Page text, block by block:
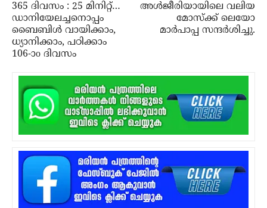
365 ദിവസം : 25 മിനിറ്റ്…
ഡാനിയേലച്ചനൊപ്പം
ബൈബിൾ വായിക്കാം,
ധ്യാനിക്കാം, പഠിക്കാം
106-ാo ദിവസം
അള്‍ജീരിയായിലെ വലിയ
മോസ്‌ക്ക് ലെയോ
മാര്‍പാപ്പ സന്ദര്‍ശിച്ചു.